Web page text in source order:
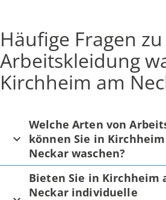
Häufige Fragen zu
Arbeitskleidung
Kirchheim am
Welche Arten von
können Sie in
Neckar waschen?
Bieten Sie in Kirchheim
Neckar individuelle